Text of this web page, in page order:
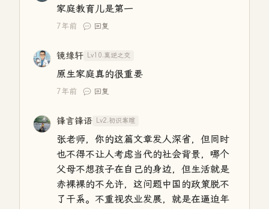
家庭教育儿是第一
7年前 回复
镜缘轩 Lv10.莫逆之交
原生家庭真的很重要
7年前 回复
锋言锋语 Lv2.初识寒暄
张老师，你的这篇文章发人深省，但同时
也不得不让人考虑当代的社会背景，哪个
父母不想孩子在自己的身边，但生活就是
赤裸裸的不允许，这问题中国的政策脱不
了干系。不重视农业发展，就是在逼迫年